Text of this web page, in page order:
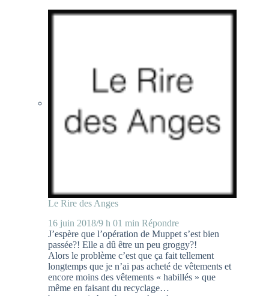
Le Rire des Anges
16 juin 2018/9 h 01 min Répondre
J’espère que l’opération de Muppet s’est bien
passée?! Elle a dû être un peu groggy?!
Alors le problème c’est que ça fait tellement
longtemps que je n’ai pas acheté de vêtements et
encore moins des vêtements « habillés » que
même en faisant du recyclage…